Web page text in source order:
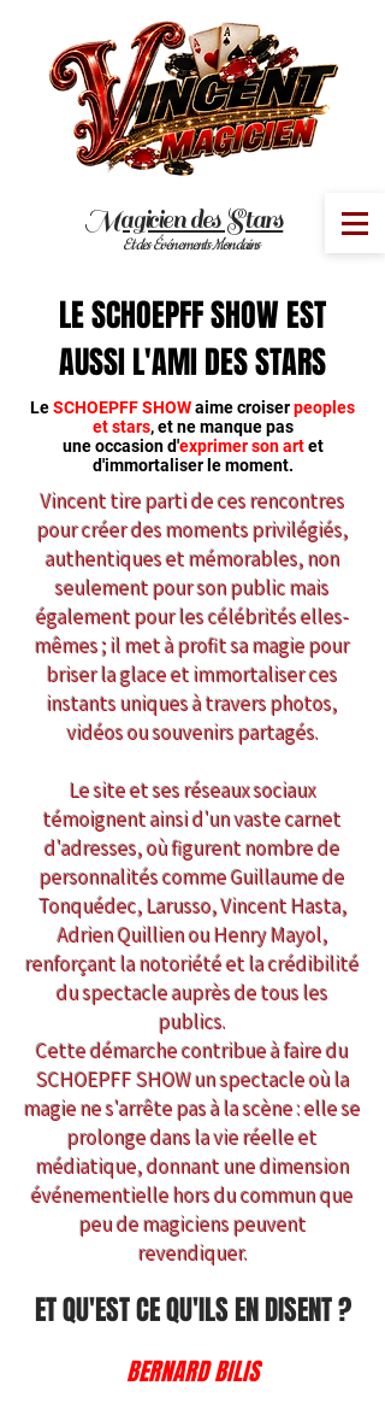
Magicien des Stars
Et des Événements Mondains
MENU
LE SCHOEPFF SHOW EST
AUSSI L'AMI DES STARS
LeSCHOEPFF SHOWaime croiserpeoples
et stars, et ne manque pas
une occasion d'exprimer son artet
d'immortaliser le moment.
Vincent tire parti de ces rencontres
pour créer des moments privilégiés,
authentiques et mémorables, non
seulement pour son public mais
également pour les célébrités elles-
mêmes ; il met à profit sa magie pour
briser la glace et immortaliser ces
instants uniques à travers photos,
vidéos ou souvenirs partagés.
Le site et ses réseaux sociaux
témoignent ainsi d'un vaste carnet
d'adresses, où figurent nombre de
personnalités comme Guillaume de
Tonquédec, Larusso, Vincent Hasta,
Adrien Quillien ou Henry Mayol,
renforçant la notoriété et la crédibilité
du spectacle auprès de tous les
publics.
Cette démarche contribue à faire du
SCHOEPFF SHOW un spectacle où la
magie ne s'arrête pas à la scène : elle se
prolonge dans la vie réelle et
médiatique, donnant une dimension
événementielle hors du commun que
peu de magiciens peuvent
revendiquer.
ET QU'EST CE QU'ILS EN DISENT ?
BERNARD BILIS